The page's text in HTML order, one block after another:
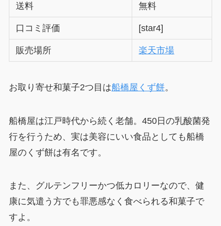
送料 無料
口コミ評価 [star4]
販売場所 楽天市場
お取り寄せ和菓子2つ目は船橋屋くず餅。
船橋屋は江戸時代から続く老舗。450日の乳酸菌発
行を行うため、実は美容にいい食品としても船橋
屋のくず餅は有名です。
また、グルテンフリーかつ低カロリーなので、健
康に気遣う方でも罪悪感なく食べられる和菓子で
すよ。